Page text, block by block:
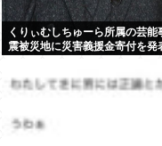
くりぃむしちゅーら所属の芸
震被災地に災害義援金寄付を発